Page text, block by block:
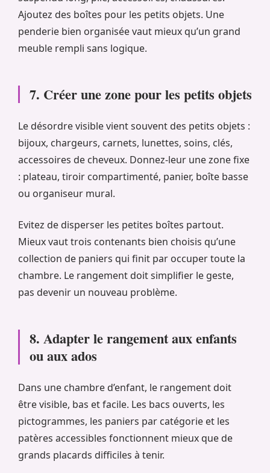
Ajoutez des boîtes pour les petits objets. Une
penderie bien organisée vaut mieux qu’un grand
meuble rempli sans logique.
7. Créer une zone pour les petits objets
Le désordre visible vient souvent des petits objets :
bijoux, chargeurs, carnets, lunettes, soins, clés,
accessoires de cheveux. Donnez-leur une zone fixe
: plateau, tiroir compartimenté, panier, boîte basse
ou organiseur mural.
Evitez de disperser les petites boîtes partout.
Mieux vaut trois contenants bien choisis qu’une
collection de paniers qui finit par occuper toute la
chambre. Le rangement doit simplifier le geste,
pas devenir un nouveau problème.
8. Adapter le rangement aux enfants
ou aux ados
Dans une chambre d’enfant, le rangement doit
être visible, bas et facile. Les bacs ouverts, les
pictogrammes, les paniers par catégorie et les
patères accessibles fonctionnent mieux que de
grands placards difficiles à tenir.